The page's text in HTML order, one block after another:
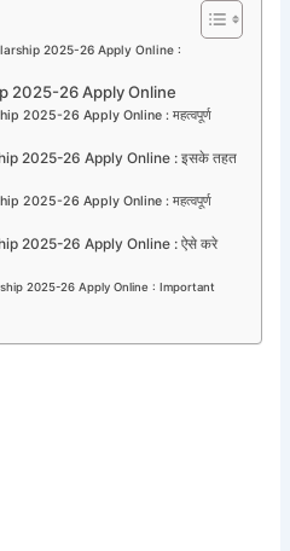
2025-26 Apply Online :
2025-26 Apply Online
2025-26 Apply Online : महत्वपूर्ण
2025-26 Apply Online : इसके तहत
2025-26 Apply Online : महत्वपूर्ण
2025-26 Apply Online : ऐसे करे
2025-26 Apply Online : Important